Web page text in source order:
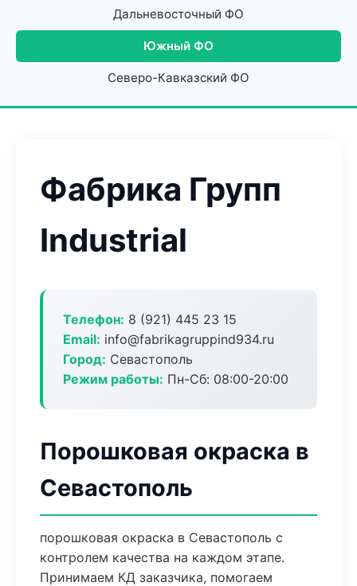
Дальневосточный ФО
Южный ФО
Северо-Кавказский ФО
Фабрика Групп
Industrial
Телефон: 8 (921) 445 23 15
Email: info@fabrikagruppind934.ru
Город: Севастополь
Режим работы: Пн-Сб: 08:00-20:00
Порошковая окраска в
Севастополь
порошковая окраска в Севастополь с
контролем качества на каждом этапе.
Принимаем КД заказчика, помогаем